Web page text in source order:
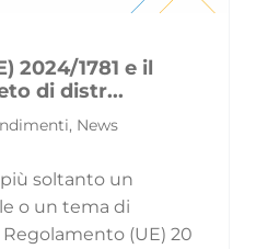
2024/1781 e il
di distr...
News
soltanto un
o un tema di
(UE) 20